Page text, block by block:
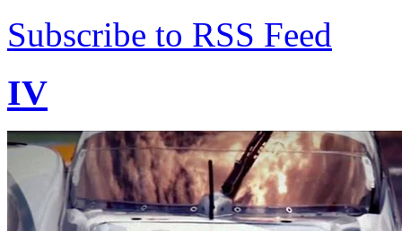
Subscribe to RSS Feed
IV